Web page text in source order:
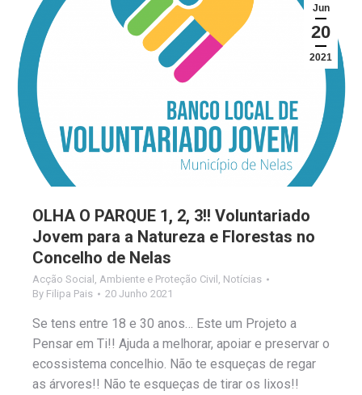
Jun
20
2021
OLHA O PARQUE 1, 2, 3!! Voluntariado
Jovem para a Natureza e Florestas no
Concelho de Nelas
Acção Social Ambiente e Proteção Civil
Notícias
By Filipa Pais 20 Junho 2021
Se tens entre 18 e 30 anos… Este um Projeto a
Pensar em Ti!! Ajuda a melhorar, apoiar e preservar o
ecossistema concelhio. Não te esqueças de regar
as árvores!! Não te esqueças de tirar os lixos!!